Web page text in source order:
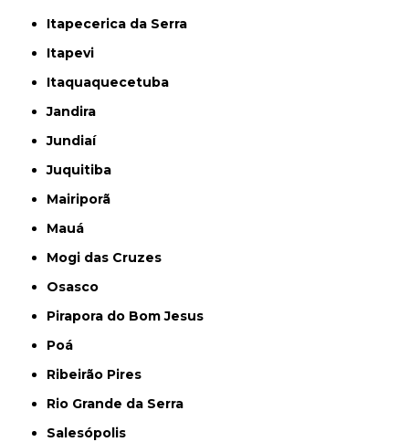
Itapecerica da Serra
Itapevi
Itaquaquecetuba
Jandira
Jundiaí
Juquitiba
Mairiporã
Mauá
Mogi das Cruzes
Osasco
Pirapora do Bom Jesus
Poá
Ribeirão Pires
Rio Grande da Serra
Salesópolis